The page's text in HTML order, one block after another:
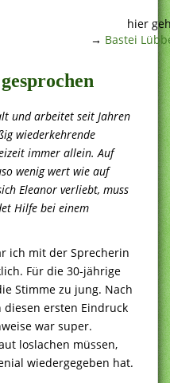
hier
→ Bastei
und arbeitet seit Jahren
wiederkehrende
immer allein. Auf
wenig wert wie auf
Eleanor verliebt, muss
Hilfe bei einem
ich mit der Sprecherin
Für die 30-jährige
Stimme zu jung. Nach
ersten Eindruck
war super.
loslachen müssen,
wiedergegeben hat.